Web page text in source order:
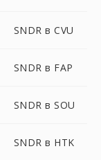
SNDR в CVU
SNDR в FAP
SNDR в SOU
SNDR в HTK